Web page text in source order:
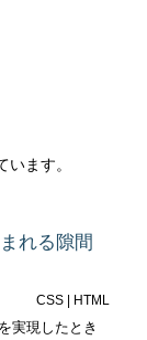
ます。
れる隙間
CSS | HTML
実現したとき